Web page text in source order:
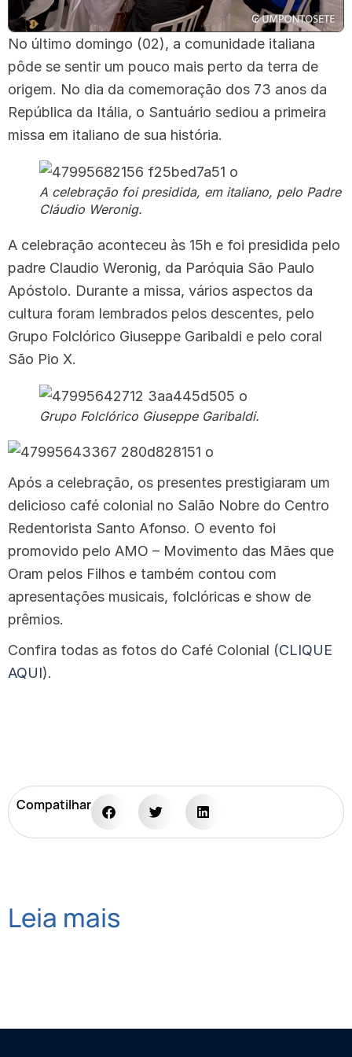
No último domingo (02), a comunidade italiana
pôde se sentir um pouco mais perto da terra de
origem. No dia da comemoração dos 73 anos da
República da Itália, o Santuário sediou a primeira
missa em italiano de sua história.
A celebração foi presidida, em italiano, pelo Padre
Cláudio Weronig.
A celebração aconteceu às 15h e foi presidida pelo
padre Claudio Weronig, da Paróquia São Paulo
Apóstolo. Durante a missa, vários aspectos da
cultura foram lembrados pelos descentes, pelo
Grupo Folclórico Giuseppe Garibaldi e pelo coral
São Pio X.
Grupo Folclórico Giuseppe Garibaldi.
Após a celebração, os presentes prestigiaram um
delicioso café colonial no Salão Nobre do Centro
Redentorista Santo Afonso. O evento foi
promovido pelo AMO – Movimento das Mães que
Oram pelos Filhos e também contou com
apresentações musicais, folclóricas e show de
prêmios.
Confira todas as fotos do Café Colonial (CLIQUE
AQUI).
Compatilhar
Leia mais